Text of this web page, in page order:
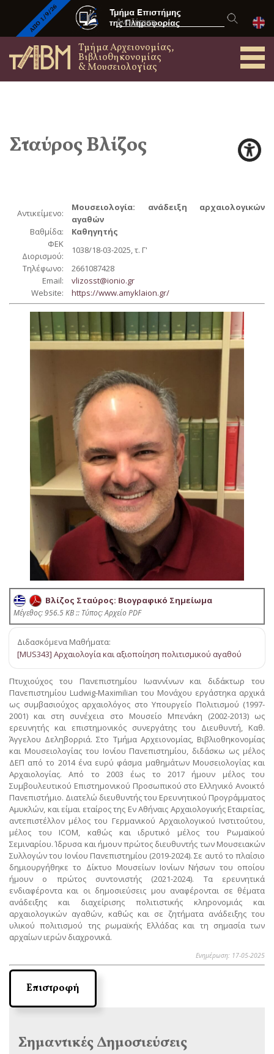
Τμήμα Αρχειονομίας,
Βιβλιοθηκονομίας
& Μουσειολογίας
ΣταύροςΒλίζος
Αντικείμενο:
Μουσειολογία: ανάδειξη αρχαιολογικών
αγαθών
Βαθμίδα:
Καθηγητής
ΦΕΚ
Διορισμού:
1038/18-03-2025, τ. Γ'
Τηλέφωνο:
2661087428
Email:
vlizosst@ionio.gr
Website:
https://www.amyklaion.gr/
Βλίζος Σταύρος: Βιογραφικό Σημείωμα
Mέγεθος: 956.5 KB :: Τύπος: Αρχείο PDF
Διδασκόμενα Μαθήματα:
[MUS343] Αρχαιολογία και αξιοποίηση πολιτισμικού αγαθού
Πτυχιούχος του Πανεπιστημίου Ιωαννίνων και διδάκτωρ του
Πανεπιστημίου Ludwig-Maximilian του Μονάχου εργάστηκα αρχικά
ως συμβασιούχος αρχαιολόγος στο Υπουργείο Πολιτισμού (1997-
2001) και στη συνέχεια στο Μουσείο Μπενάκη (2002-2013) ως
ερευνητής και επιστημονικός συνεργάτης του Διευθυντή, Καθ.
Άγγελου Δεληβορριά. Στο Τμήμα Αρχειονομίας, Βιβλιοθηκονομίας
και Μουσειολογίας του Ιονίου Πανεπιστημίου, διδάσκω ως μέλος
ΔΕΠ από το 2014 ένα ευρύ φάσμα μαθημάτων Μουσειολογίας και
Αρχαιολογίας. Από το 2003 έως το 2017 ήμουν μέλος του
Συμβουλευτικού Επιστημονικού Προσωπικού στο Ελληνικό Ανοικτό
Πανεπιστήμιο. Διατελώ διευθυντής του Ερευνητικού Προγράμματος
Αμυκλών, και είμαι εταίρος της Εν Αθήναις Αρχαιολογικής Εταιρείας,
αντεπιστέλλον μέλος του Γερμανικού Αρχαιολογικού Ινστιτούτου,
μέλος του ICOM, καθώς και ιδρυτικό μέλος του Ρωμαϊκού
Σεμιναρίου. Ίδρυσα και ήμουν πρώτος διευθυντής των Μουσειακών
Συλλογών του Ιονίου Πανεπιστημίου (2019-2024). Σε αυτό το πλαίσιο
δημιουργήθηκε το Δίκτυο Μουσείων Ιονίων Νήσων του οποίου
ήμουν ο πρώτος συντονιστής (2021-2024). Τα ερευνητικά
ενδιαφέροντα και οι δημοσιεύσεις μου αναφέρονται σε θέματα
ανάδειξης και διαχείρισης πολιτιστικής κληρονομιάς και
αρχαιολογικών αγαθών, καθώς και σε ζητήματα ανάδειξης του
υλικού πολιτισμού της ρωμαϊκής Ελλάδας και τη σημασία των
αρχαίων ιερών διαχρονικά.
Ενημέρωση: 17-05-2025
Επιστροφή
Σημαντικές Δημοσιεύσεις